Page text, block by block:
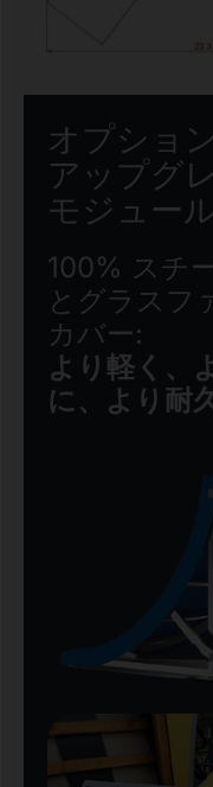
オプショ
アップグ
モジュー
100% スチ
とグラスフ
カバー:
より軽く、
に、より耐